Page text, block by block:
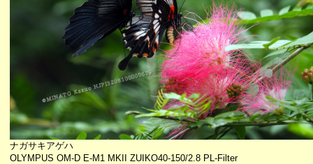
ナガサキアゲハ
OLYMPUS OM-D E-M1 MKII ZUIKO40-150/2.8 PL-Filter